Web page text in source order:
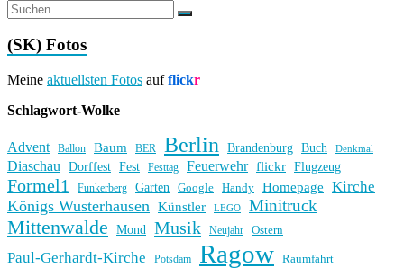
(SK) Fotos
Meine aktuellsten Fotos aufflickr
Schlagwort-Wolke
Advent Ballon Baum BER Berlin Brandenburg Buch Denkmal
Diaschau Dorffest Fest Festtag Feuerwehr flickr Flugzeug
Formel1 Funkerberg Garten Google Handy Homepage Kirche
Königs Wusterhausen Künstler LEGO Minitruck
Mittenwalde Mond Musik Neujahr Ostern
Paul-Gerhardt-Kirche Potsdam Ragow Raumfahrt